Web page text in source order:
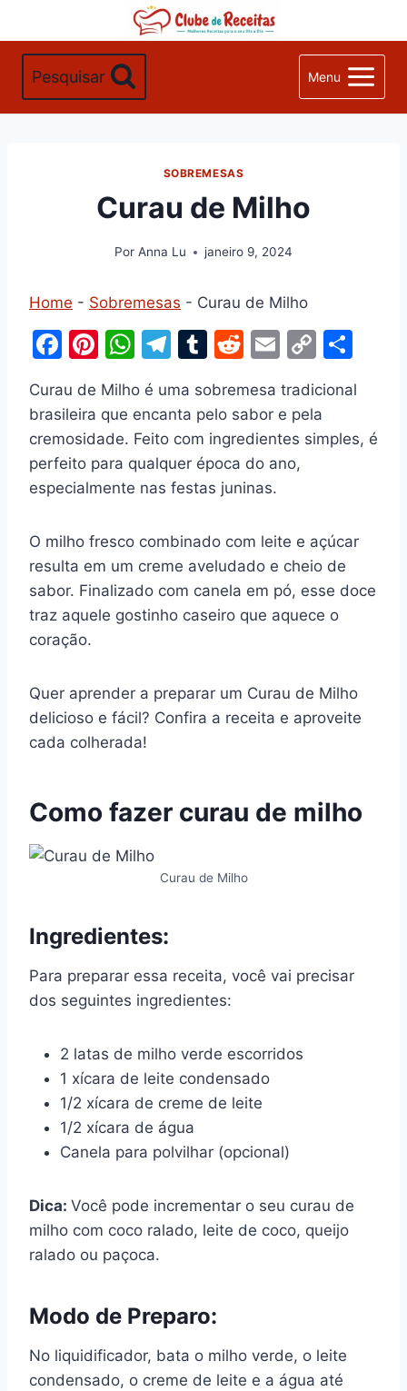
Conteúdo
Pesquisar Menu
SOBREMESAS
Curau de Milho
Por Anna Lu janeiro 9, 2024
Home - Sobremesas - Curau de Milho
F
c
e
b
o
k
Pi
er
e
st
W
h
at
s
A
p
T
e
gr
a
m
T
m
bl
r
R
d
di
t
E
ai
l
C
p
y
Li
ar
e
Curau de Milho é uma sobremesa tradicional
brasileira que encanta pelo sabor e pela
cremosidade. Feito com ingredientes simples, é
perfeito para qualquer época do ano,
especialmente nas festas juninas.
O milho fresco combinado com leite e açúcar
resulta em um creme aveludado e cheio de
sabor. Finalizado com canela em pó, esse doce
traz aquele gostinho caseiro que aquece o
coração.
Quer aprender a preparar um Curau de Milho
delicioso e fácil? Confira a receita e aproveite
cada colherada!
Como fazer curau de milho
Curau de Milho
Ingredientes:
Para preparar essa receita, você vai precisar
dos seguintes ingredientes:
2 latas de milho verde escorridos
1 xícara de leite condensado
1/2 xícara de creme de leite
1/2 xícara de água
Canela para polvilhar (opcional)
Dica: Você pode incrementar o seu curau de
milho com coco ralado, leite de coco, queijo
ralado ou paçoca.
Modo de Preparo:
No liquidificador, bata o milho verde, o leite
condensado, o creme de leite e a água até